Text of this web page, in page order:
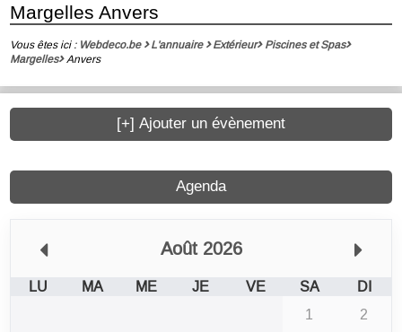
Margelles Anvers
Vous êtes ici : Webdeco.be L'annuaire Extérieur
Piscines et Spas
Margelles Anvers
Agenda
Août 2026
LU MA ME JE VE SA
DI
1
2
[+] Ajouter un évènement